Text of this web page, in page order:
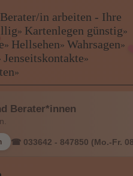
- Ihre Bewerbung
in arbeiten - Ihre
» Kartenlegen günstig»
» Hellsehen» Wahrsagen»
Jenseitskontakte»
»
Berater*innen
☎ 033642 - 847850 (Mo.-Fr.